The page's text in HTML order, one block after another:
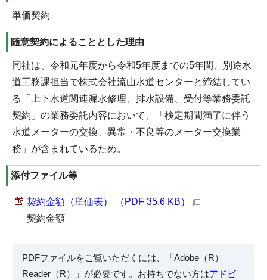
単価契約
随意契約によることとした理由
同社は、令和元年度から令和5年度までの5年間、別途水
道工務課担当で株式会社流山水道センターと締結してい
る「上下水道関連漏水修理、排水設備、受付等業務委託
契約」の業務委託内容において、「検定期間満了に伴う
水道メーターの交換、異常・不良等のメーター交換業
務」が含まれているため。
添付ファイル等
契約金額（単価表） （PDF 35.6 KB）
契約金額
PDFファイルをご覧いただくには、「Adobe（R）
Reader（R）」が必要です。お持ちでない方はアドビ